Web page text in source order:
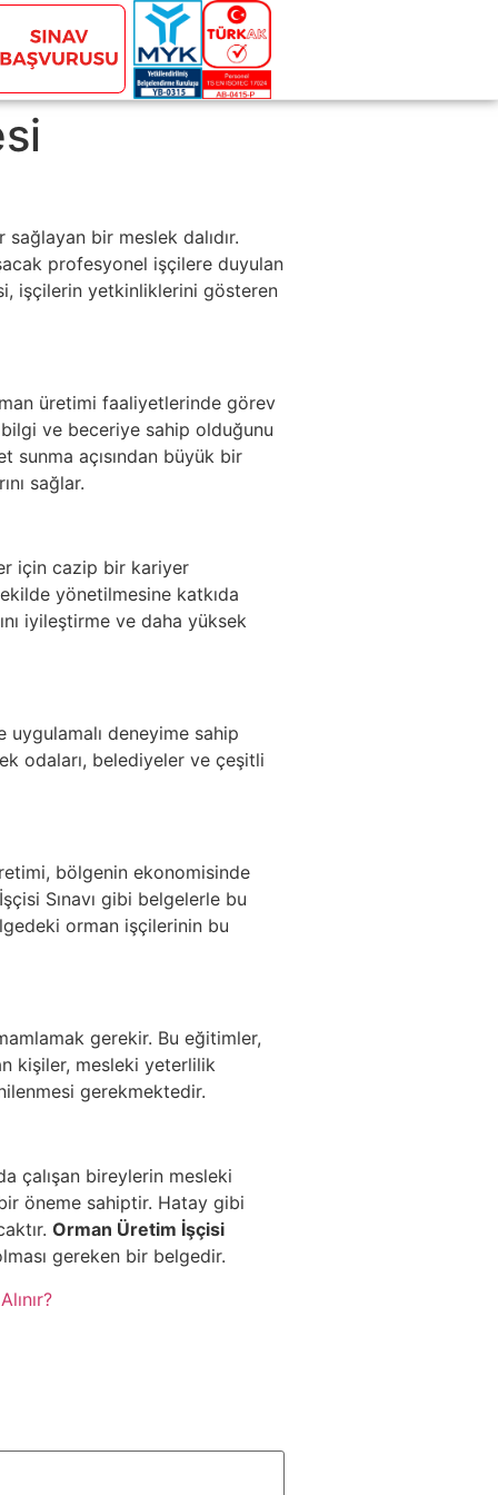
bir meslek dalıdır.
profesyonel işçilere duyulan
işçilerin yetkinliklerini gösteren
üretimi faaliyetlerinde görev
ve beceriye sahip olduğunu
sunma açısından büyük bir
sağlar.
için cazip bir kariyer
yönetilmesine katkıda
iyileştirme ve daha yüksek
deneyime sahip
odaları, belediyeler ve çeşitli
bölgenin ekonomisinde
Sınavı gibi belgelerle bu
orman işçilerinin bu
gerekir. Bu eğitimler,
kişiler, mesleki yeterlilik
gerekmektedir.
çalışan bireylerin mesleki
öneme sahiptir. Hatay gibi
Orman Üretim İşçisi
gereken bir belgedir.